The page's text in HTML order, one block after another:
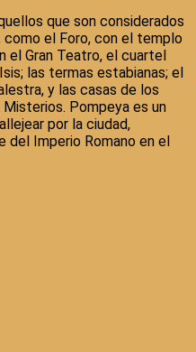
que son considerados
el Foro, con el templo
el Gran Teatro, el cuartel
las termas estabianas; el
y las casas de los
Pompeya es un
por la ciudad,
del Imperio Romano en el